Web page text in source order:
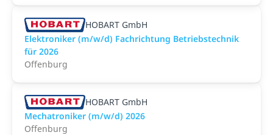
HOBART GmbH
Elektroniker (m/w/d) Fachrichtung Betriebstechnik
für 2026
Offenburg
HOBART GmbH
Mechatroniker (m/w/d) 2026
Offenburg